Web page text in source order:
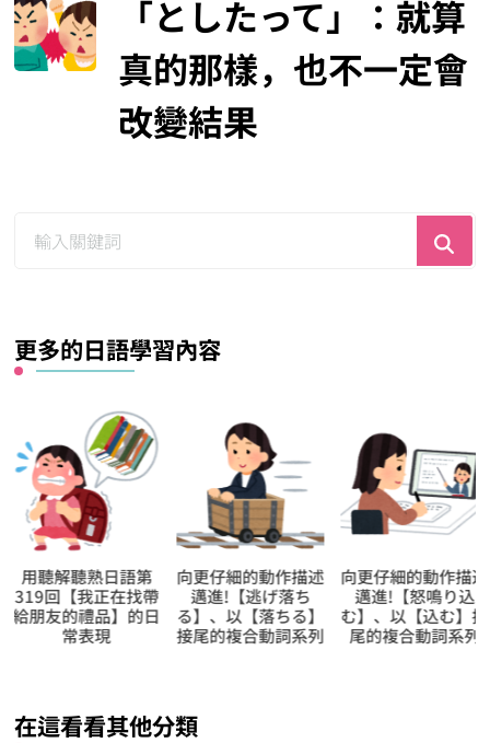
「としたって」：就算
真的那樣，也不一定會
改變結果
更多的日語學習內容
向更仔細的動作描述
邁進!【逃げ落ち
る】、以【落ちる】
接尾的複合動詞系列
向更仔細的動作描述
邁進!【怒鳴り込
む】、以【込む】接
尾的複合動詞系列
【逆索引學日文第
17回】廣東話裡
【入迷】的日文怎樣
說?
在這看看其他分類